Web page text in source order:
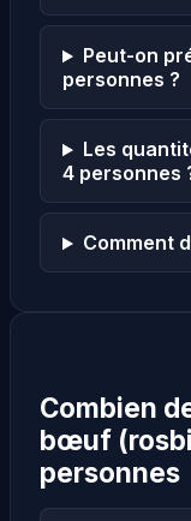
Peut-on
personnes ?
Les
4 personnes
Comment
Combien
bœuf
personnes